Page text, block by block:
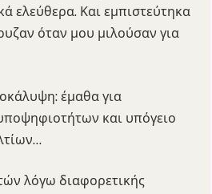
ελεύθερα. Και εμπιστεύτηκα
όταν μου μιλούσαν για
έμαθα για
και υπόγειο
λόγω διαφορετικής